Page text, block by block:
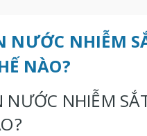
NƯỚC NHIỄM
NÀO?
NƯỚC NHIỄM